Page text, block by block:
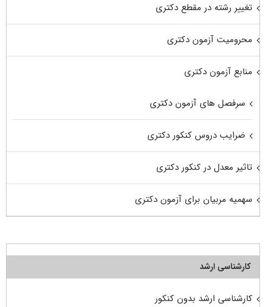
تغییر رشته در مقطع دکتری
محرومیت آزمون دکتری
منابع آزمون دکتری
سرفصل های آزمون دکتری
ضرایب دروس کنکور دکتری
تاثیر معدل در کنکور دکتری
سهمیه مربیان برای آزمون دکتری
کارشناسی ارشد
کارشناسی ارشد بدون کنکور